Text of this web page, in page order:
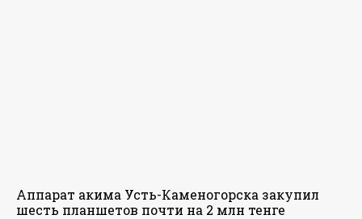
Аппарат акима Усть-Каменогорска закупил
шесть планшетов почти на 2 млн тенге